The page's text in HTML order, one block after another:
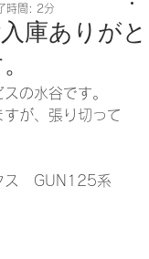
庫ありがと
時間: 2分
の水谷です。
が、張り切って
ス　GUN125系